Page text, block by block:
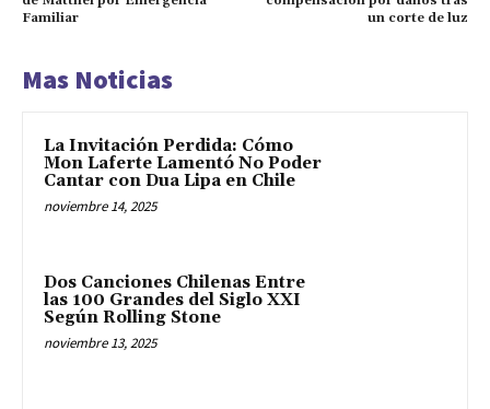
Familiar
un corte de luz
Mas Noticias
La Invitación Perdida: Cómo
Mon Laferte Lamentó No Poder
Cantar con Dua Lipa en Chile
noviembre 14, 2025
Dos Canciones Chilenas Entre
las 100 Grandes del Siglo XXI
Según Rolling Stone
noviembre 13, 2025